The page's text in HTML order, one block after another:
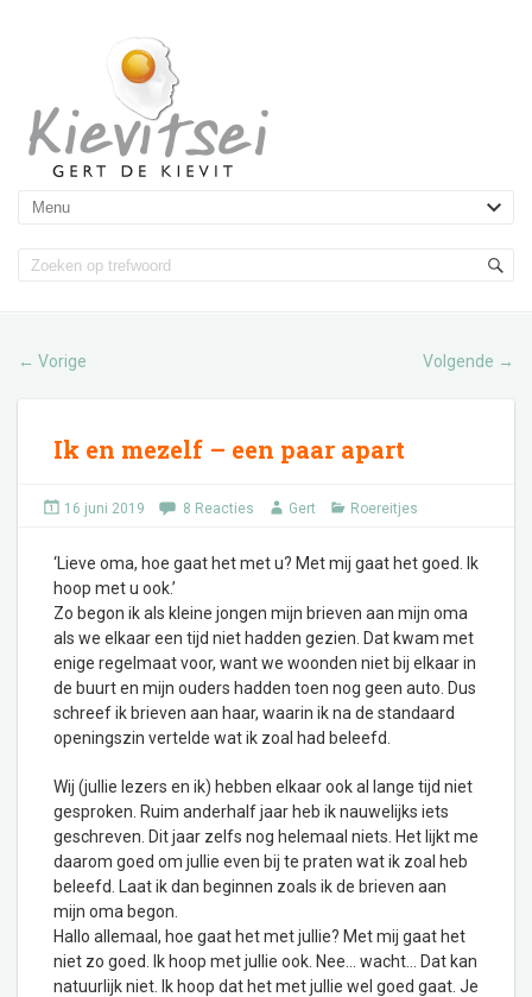
← Vorige Volgende →
Ik en mezelf – een paar apart
16 juni 2019 8 Reacties Gert Roereitjes
‘Lieve oma, hoe gaat het met u? Met mij gaat het goed. Ik
hoop met u ook.’
Zo begon ik als kleine jongen mijn brieven aan mijn oma
als we elkaar een tijd niet hadden gezien. Dat kwam met
enige regelmaat voor, want we woonden niet bij elkaar in
de buurt en mijn ouders hadden toen nog geen auto. Dus
schreef ik brieven aan haar, waarin ik na de standaard
openingszin vertelde wat ik zoal had beleefd.
Wij (jullie lezers en ik) hebben elkaar ook al lange tijd niet
gesproken. Ruim anderhalf jaar heb ik nauwelijks iets
geschreven. Dit jaar zelfs nog helemaal niets. Het lijkt me
daarom goed om jullie even bij te praten wat ik zoal heb
beleefd. Laat ik dan beginnen zoals ik de brieven aan
mijn oma begon.
Hallo allemaal, hoe gaat het met jullie? Met mij gaat het
niet zo goed. Ik hoop met jullie ook. Nee… wacht… Dat kan
natuurlijk niet. Ik hoop dat het met jullie wel goed gaat. Je